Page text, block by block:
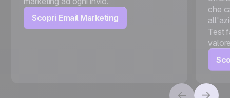
Scopri Email Marketing
che
Test